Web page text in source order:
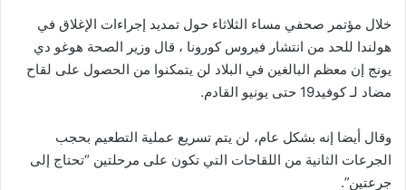
خلال مؤتمر صحفي مساء الثلاثاء حول تمديد إجراءات الإغلاق في
هولندا للحد من انتشار فيروس كورونا ، قال وزير الصحة هوغو دي
يونج إن معظم البالغين في البلاد لن يتمكنوا من الحصول على لقاح
مضاد لـ كوفيد19 حتى يونيو القادم.
وقال أيضا إنه بشكل عام، لن يتم تسريع عملية التطعيم بحجب
الجرعات الثانية من اللقاحات التي تكون على مرحلتين “تحتاج إلى
جرعتين”.